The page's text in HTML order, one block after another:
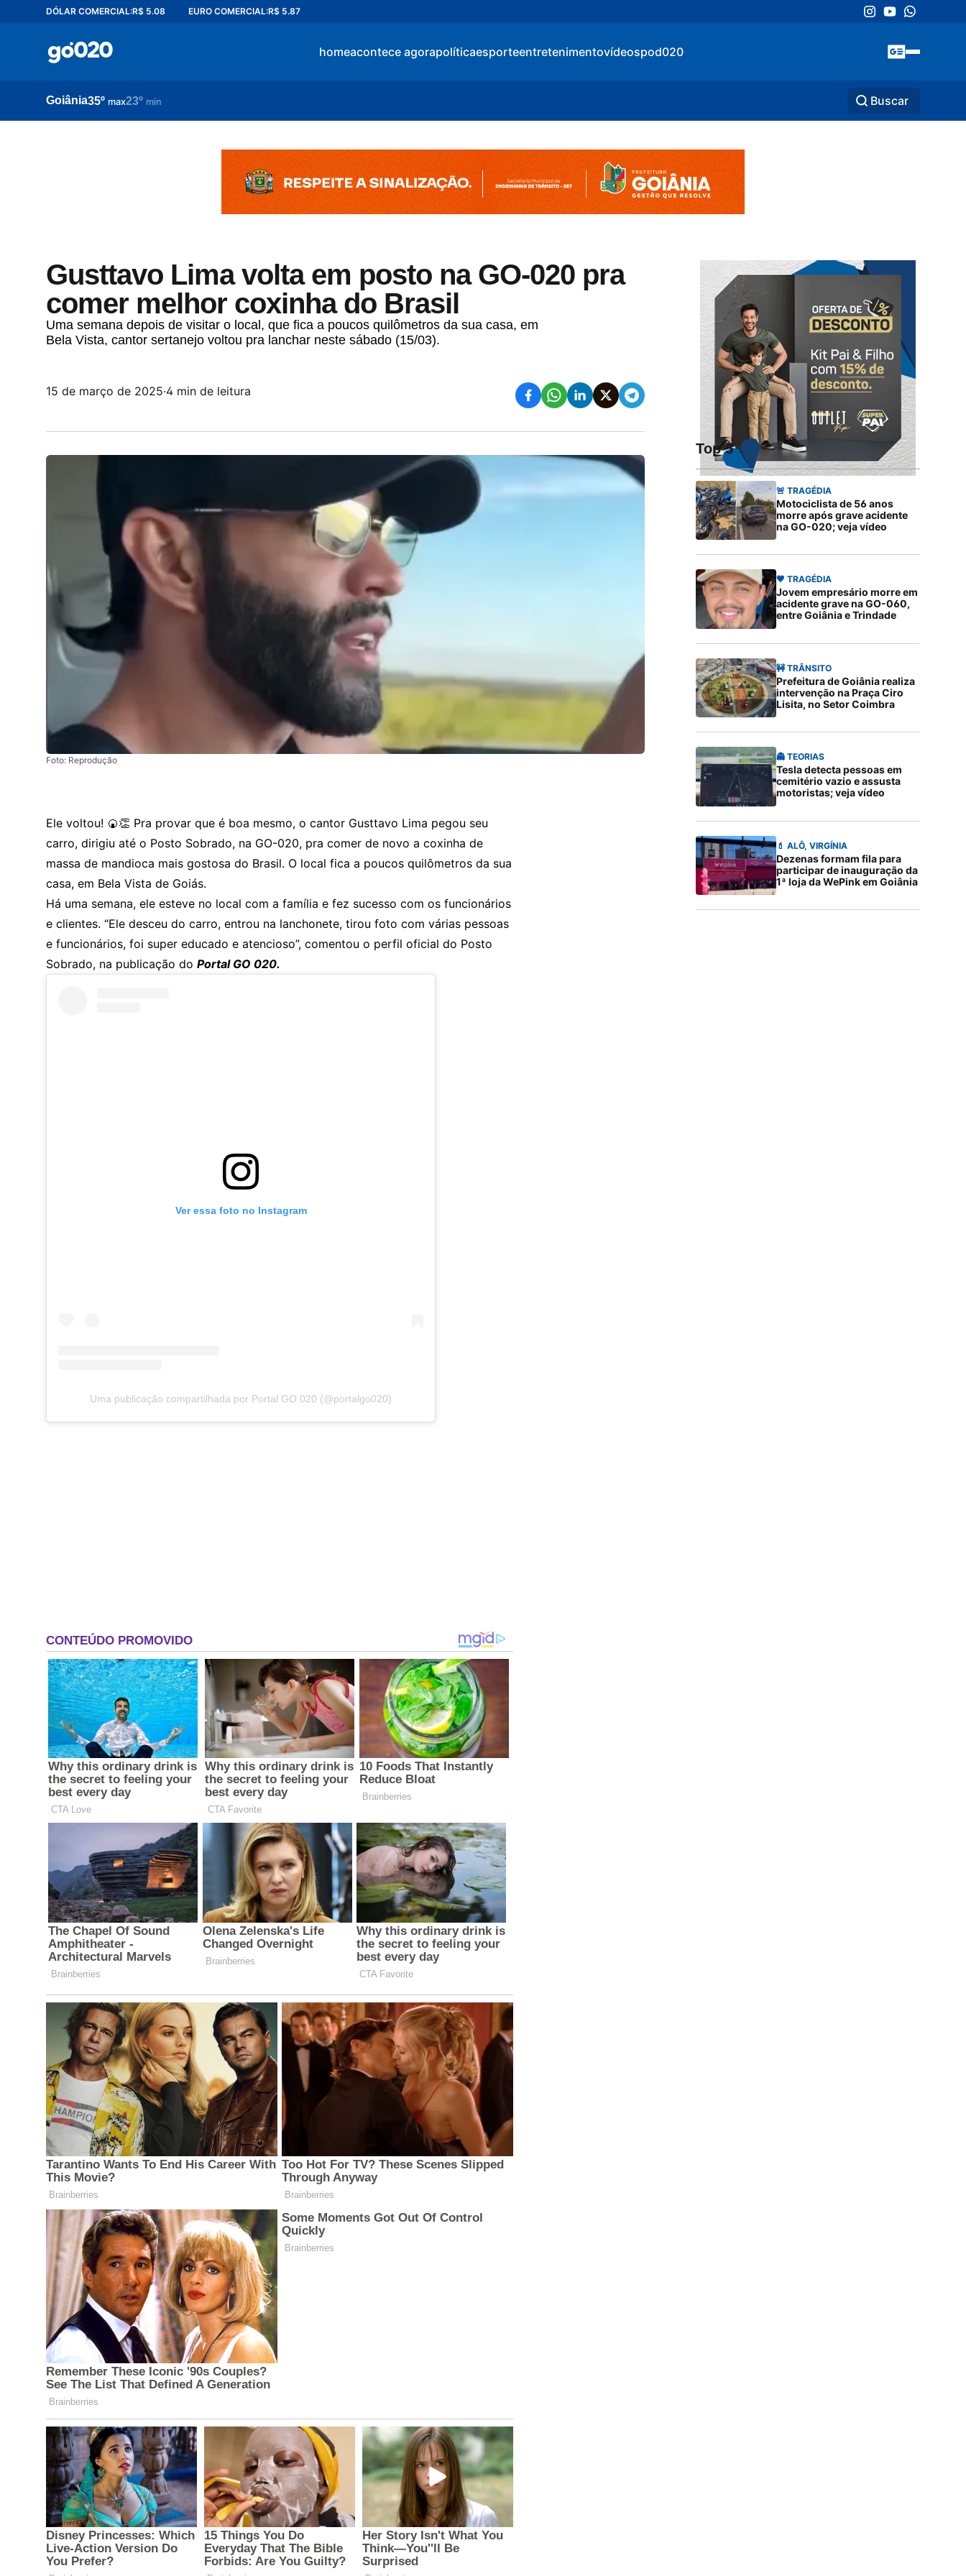
DÓLAR COMERCIAL:R$ 5.08 EURO COMERCIAL:R$ 5.87
homeacontece agorapolíticaesporteentretenimentovídeospod020
Goiânia35º max23º min Buscar
Gusttavo Lima volta em posto na GO-020 pra
comer melhor coxinha do Brasil
Uma semana depois de visitar o local, que fica a poucos quilômetros da sua casa, em
Bela Vista, cantor sertanejo voltou pra lanchar neste sábado (15/03).
15 de março de 2025·4 min de leitura
Foto: Reprodução
Ele voltou! 🍘👏 Pra provar que é boa mesmo, o cantor Gusttavo Lima pegou seu
carro, dirigiu até o Posto Sobrado, na GO-020, pra comer de novo a coxinha de
massa de mandioca mais gostosa do Brasil. O local fica a poucos quilômetros da sua
casa, em Bela Vista de Goiás.
Há uma semana, ele esteve no local com a família e fez sucesso com os funcionários
e clientes. “Ele desceu do carro, entrou na lanchonete, tirou foto com várias pessoas
e funcionários, foi super educado e atencioso”, comentou o perfil oficial do Posto
Sobrado, na publicação do Portal GO 020.
Ver essa foto no Instagram
Uma publicação compartilhada por Portal GO 020 (@portalgo020)
Top 5
🚨 TRAGÉDIA
Motociclista de 56 anos
morre após grave acidente
na GO-020; veja vídeo
🖤 TRAGÉDIA
Jovem empresário morre em
acidente grave na GO-060,
entre Goiânia e Trindade
🚧 TRÂNSITO
Prefeitura de Goiânia realiza
intervenção na Praça Ciro
Lisita, no Setor Coimbra
👻 TEORIAS
Tesla detecta pessoas em
cemitério vazio e assusta
motoristas; veja vídeo
💄 ALÔ, VIRGÍNIA
Dezenas formam fila para
participar de inauguração da
1ª loja da WePink em Goiânia
acontece agora
esporte